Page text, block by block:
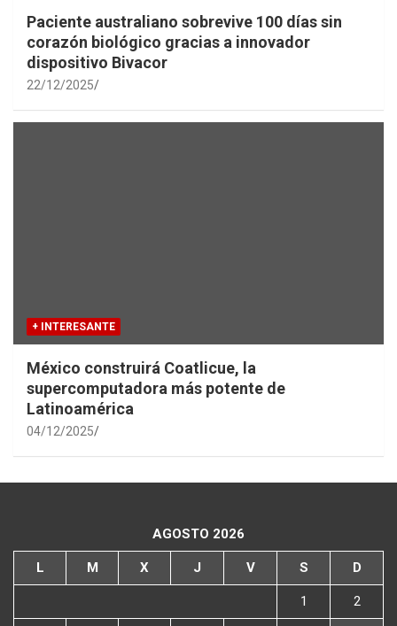
Paciente australiano sobrevive 100 días sin
corazón biológico gracias a innovador
dispositivo Bivacor
22/12/2025
+ INTERESANTE
México construirá Coatlicue, la
supercomputadora más potente de
Latinoamérica
04/12/2025
AGOSTO 2026
L M X J V S D
1 2